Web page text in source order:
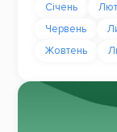
Січень
Червень
Жовтень